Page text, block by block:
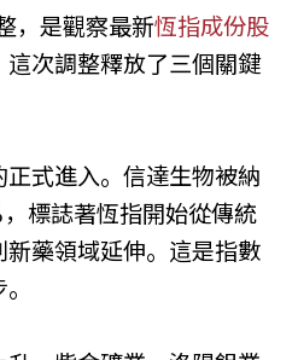
，是觀察最新恆指成份股
次調整釋放了三個關鍵
式進入。信達生物被納
標誌著恆指開始從傳統
藥領域延伸。這是指數